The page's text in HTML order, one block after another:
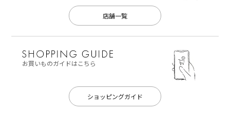
店舗一覧
お買いものガイドはこちら
ショッピングガイド